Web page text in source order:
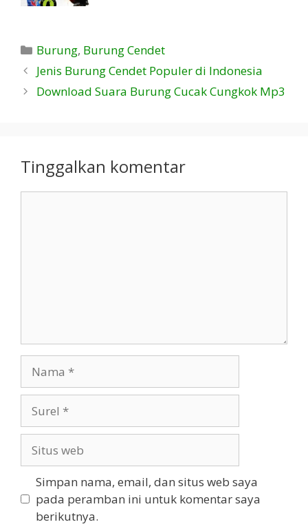
Kategori
Burung, Burung Cendet
Jenis Burung Cendet Populer di Indonesia
Download Suara Burung Cucak Cungkok Mp3
Tinggalkan komentar
web
Simpan nama, email, dan situs web saya
pada peramban ini untuk komentar saya
berikutnya.